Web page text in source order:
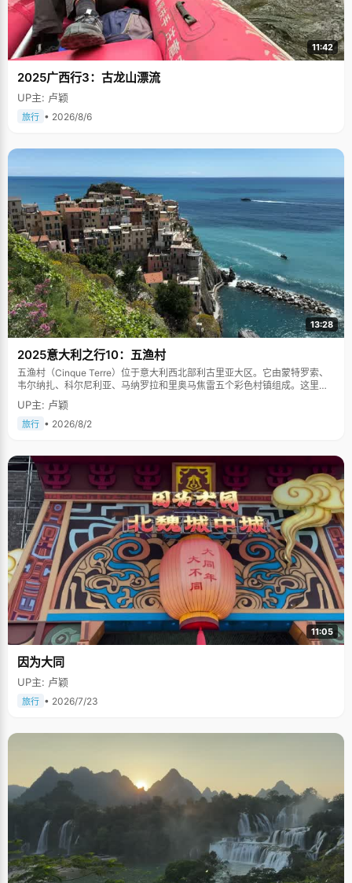
11:42
2025广西行3：古龙山漂流
UP主: 卢颖
旅行 • 2026/8/6
13:28
2025意大利之行10：五渔村
五渔村（Cinque Terre）位于意大利西北部利古里亚大区。它由蒙特罗索、
韦尔纳扎、科尔尼利亚、马纳罗拉和里奥马焦雷五个彩色村镇组成。这里依
山傍海，房屋色彩斑斓，1997年被列为世界文化遗产。
UP主: 卢颖
旅行 • 2026/8/2
11:05
因为大同
UP主: 卢颖
旅行 • 2026/7/23